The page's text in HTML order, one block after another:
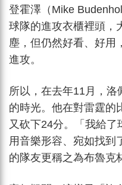
登霍澤（Mike
球隊的進攻衣櫃裡頭，
塵，但仍然好看、好用
進攻。
所以，在去年11月，洛
的時光。他在對雷霆的
又砍下24分。「我給
用音樂形容、宛如找到
的隊友更稱之為布魯克